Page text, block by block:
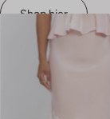
Shop hier